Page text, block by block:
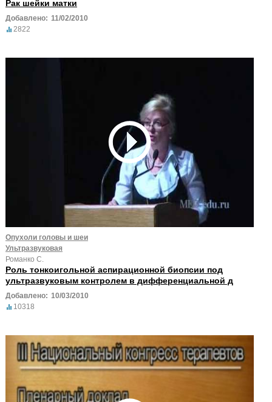
Рак шейки матки
Добавлено: 11/02/2010
2822
Опухоли головы и шеи
Ультразвуковая
Романко С.
Роль тонкоигольной аспирационной биопсии под
ультразвуковым контролем в дифференциальной д
Добавлено: 10/03/2010
10318